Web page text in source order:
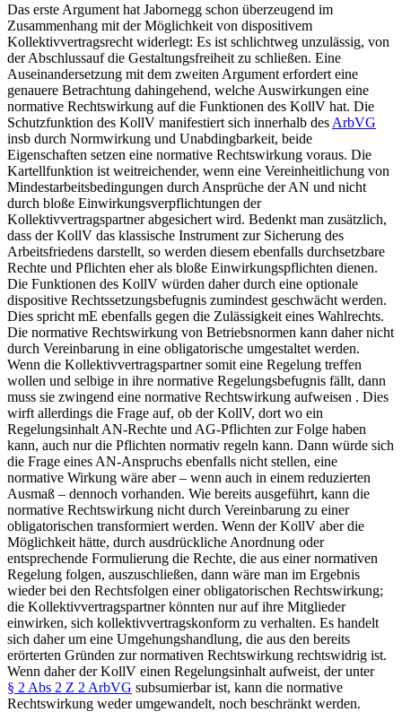
Das erste Argument hat Jabornegg schon überzeugend im
Zusammenhang mit der Möglichkeit von dispositivem
Kollektivvertragsrecht widerlegt: Es ist schlichtweg unzulässig, von
der Abschlussauf die Gestaltungsfreiheit zu schließen. Eine
Auseinandersetzung mit dem zweiten Argument erfordert eine
genauere Betrachtung dahingehend, welche Auswirkungen eine
normative Rechtswirkung auf die Funktionen des KollV hat. Die
Schutzfunktion des KollV manifestiert sich innerhalb des ArbVG
insb durch Normwirkung und Unabdingbarkeit, beide
Eigenschaften setzen eine normative Rechtswirkung voraus. Die
Kartellfunktion ist weitreichender, wenn eine Vereinheitlichung von
Mindestarbeitsbedingungen durch Ansprüche der AN und nicht
durch bloße Einwirkungsverpflichtungen der
Kollektivvertragspartner abgesichert wird. Bedenkt man zusätzlich,
dass der KollV das klassische Instrument zur Sicherung des
Arbeitsfriedens darstellt, so werden diesem ebenfalls durchsetzbare
Rechte und Pflichten eher als bloße Einwirkungspflichten dienen.
Die Funktionen des KollV würden daher durch eine optionale
dispositive Rechtssetzungsbefugnis zumindest geschwächt werden.
Dies spricht mE ebenfalls gegen die Zulässigkeit eines Wahlrechts.
Die normative Rechtswirkung von Betriebsnormen kann daher nicht
durch Vereinbarung in eine obligatorische umgestaltet werden.
Wenn die Kollektivvertragspartner somit eine Regelung treffen
wollen und selbige in ihre normative Regelungsbefugnis fällt, dann
muss sie zwingend eine normative Rechtswirkung aufweisen . Dies
wirft allerdings die Frage auf, ob der KollV, dort wo ein
Regelungsinhalt AN-Rechte und AG-Pflichten zur Folge haben
kann, auch nur die Pflichten normativ regeln kann. Dann würde sich
die Frage eines AN-Anspruchs ebenfalls nicht stellen, eine
normative Wirkung wäre aber – wenn auch in einem reduzierten
Ausmaß – dennoch vorhanden. Wie bereits ausgeführt, kann die
normative Rechtswirkung nicht durch Vereinbarung zu einer
obligatorischen transformiert werden. Wenn der KollV aber die
Möglichkeit hätte, durch ausdrückliche Anordnung oder
entsprechende Formulierung die Rechte, die aus einer normativen
Regelung folgen, auszuschließen, dann wäre man im Ergebnis
wieder bei den Rechtsfolgen einer obligatorischen Rechtswirkung;
die Kollektivvertragspartner könnten nur auf ihre Mitglieder
einwirken, sich kollektivvertragskonform zu verhalten. Es handelt
sich daher um eine Umgehungshandlung, die aus den bereits
erörterten Gründen zur normativen Rechtswirkung rechtswidrig ist.
Wenn daher der KollV einen Regelungsinhalt aufweist, der unter
§ 2 Abs 2 Z 2 ArbVG subsumierbar ist, kann die normative
Rechtswirkung weder umgewandelt, noch beschränkt werden.